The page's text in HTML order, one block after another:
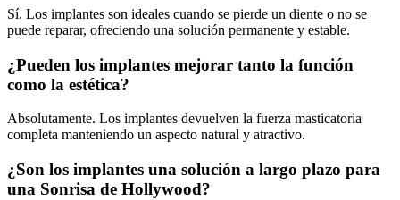
Sí. Los implantes son ideales cuando se pierde un diente o no se
puede reparar, ofreciendo una solución permanente y estable.
¿Pueden los implantes mejorar tanto la función
como la estética?
Absolutamente. Los implantes devuelven la fuerza masticatoria
completa manteniendo un aspecto natural y atractivo.
¿Son los implantes una solución a largo plazo para
una Sonrisa de Hollywood?